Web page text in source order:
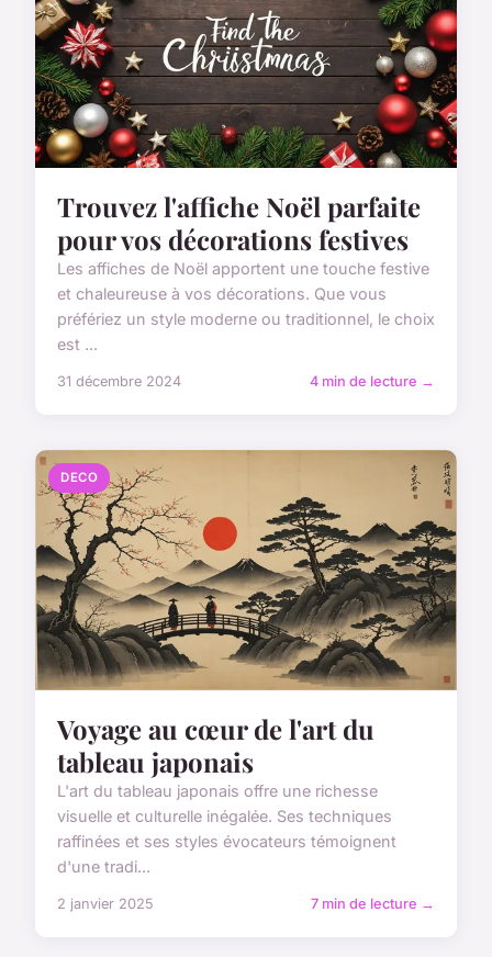
Trouvez l'affiche Noël parfaite
pour vos décorations festives
Les affiches de Noël apportent une touche festive
et chaleureuse à vos décorations. Que vous
préfériez un style moderne ou traditionnel, le choix
est ...
31 décembre 2024 4 min de lecture →
DECO
Voyage au cœur de l'art du
tableau japonais
L'art du tableau japonais offre une richesse
visuelle et culturelle inégalée. Ses techniques
raffinées et ses styles évocateurs témoignent
d'une tradi...
2 janvier 2025 7 min de lecture →